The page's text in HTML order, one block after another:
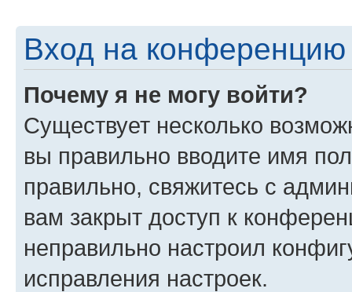
Вход на конференцию
Почему я не могу войти?
Существует несколько
вы правильно вводите имя
правильно, свяжитесь с
вам закрыт доступ к
неправильно настроил
исправления настроек.